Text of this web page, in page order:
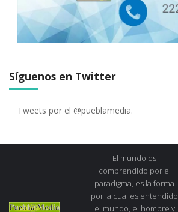
Síguenos en Twitter
Tweets por el @pueblamedia.
El mundo es
comprendido por el
paradigma, es la forma
por la cual es entendido
el mundo, el hombre y